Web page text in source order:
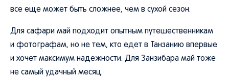
все еще может быть сложнее, чем в сухой сезон.
Для сафари май подходит опытным путешественникам
и фотографам, но не тем, кто едет в Танзанию впервые
и хочет максимум надежности. Для Занзибара май тоже
не самый удачный месяц.